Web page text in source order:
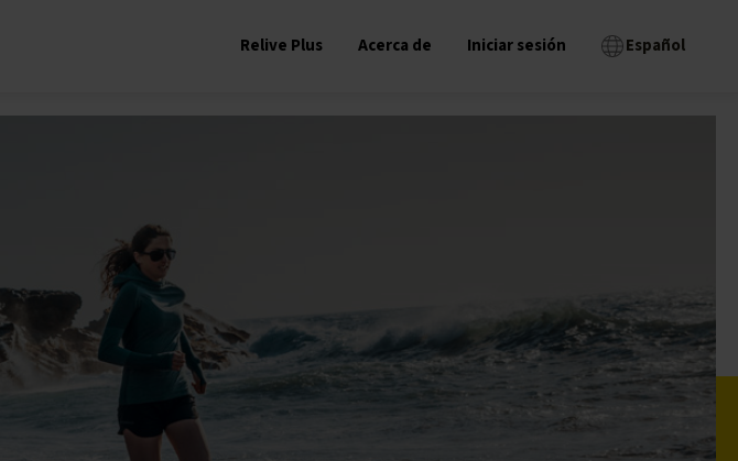
Relive Plus Acerca de Iniciar sesión Español